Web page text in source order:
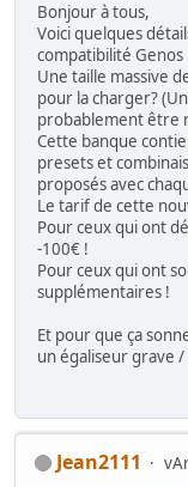
Bonjour à tous,
Voici quelques
compatibilité Genos
Une taille massive
pour la charger?
probablement être
Cette banque
presets et
proposés avec
Le tarif de cette
Pour ceux qui ont
-100€ !
Pour ceux qui ont
supplémentaires !
Et pour que ça
un égaliseur grave
Jean2111